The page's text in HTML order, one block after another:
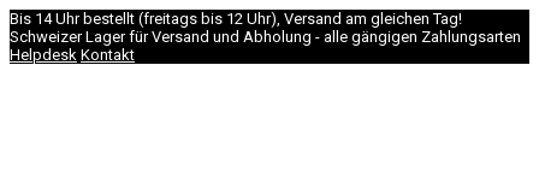
Bis 14 Uhr bestellt (freitags bis 12 Uhr), Versand am gleichen Tag!
Schweizer Lager für Versand und Abholung - alle gängigen Zahlungsarten
Helpdesk Kontakt